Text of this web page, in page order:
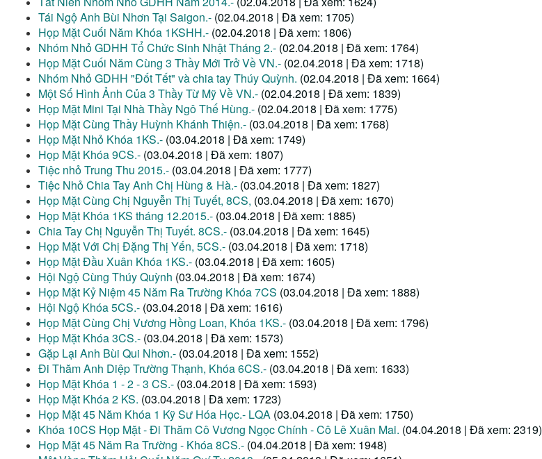
Tái Ngộ Anh Bùi Nhơn Tại Saigon.- (02.04.2018 | Đã xem: 1705)
Họp Mặt Cuối Năm Khóa 1KSHH.- (02.04.2018 | Đã xem: 1806)
Nhóm Nhỏ GDHH Tổ Chức Sinh Nhật Tháng 2.- (02.04.2018 | Đã xem: 1764)
Họp Mặt Cuối Năm Cùng 3 Thầy Mới Trở Về VN.- (02.04.2018 | Đã xem: 1718)
Nhóm Nhỏ GDHH "Đốt Tết" và chia tay Thúy Quỳnh. (02.04.2018 | Đã xem: 1664)
Một Số Hình Ảnh Của 3 Thầy Từ Mỹ Về VN.- (02.04.2018 | Đã xem: 1839)
Họp Mặt Mini Tại Nhà Thầy Ngô Thế Hùng.- (02.04.2018 | Đã xem: 1775)
Họp Mặt Cùng Thầy Huỳnh Khánh Thiện.- (03.04.2018 | Đã xem: 1768)
Họp Mặt Nhỏ Khóa 1KS.- (03.04.2018 | Đã xem: 1749)
Họp Mặt Khóa 9CS.- (03.04.2018 | Đã xem: 1807)
Tiệc nhỏ Trung Thu 2015.- (03.04.2018 | Đã xem: 1777)
Tiệc Nhỏ Chia Tay Anh Chị Hùng & Hà.- (03.04.2018 | Đã xem: 1827)
Họp Mặt Cùng Chị Nguyễn Thị Tuyết, 8CS, (03.04.2018 | Đã xem: 1670)
Họp Mặt Khóa 1KS tháng 12.2015.- (03.04.2018 | Đã xem: 1885)
Chia Tay Chị Nguyễn Thị Tuyết. 8CS.- (03.04.2018 | Đã xem: 1645)
Họp Mặt Với Chị Đặng Thị Yến, 5CS.- (03.04.2018 | Đã xem: 1718)
Họp Mặt Đầu Xuân Khóa 1KS.- (03.04.2018 | Đã xem: 1605)
Hội Ngộ Cùng Thúy Quỳnh (03.04.2018 | Đã xem: 1674)
Họp Mặt Kỷ Niệm 45 Năm Ra Trường Khóa 7CS (03.04.2018 | Đã xem: 1888)
Hội Ngộ Khóa 5CS.- (03.04.2018 | Đã xem: 1616)
Họp Mặt Cùng Chị Vương Hồng Loan, Khóa 1KS.- (03.04.2018 | Đã xem: 1796)
Họp Mặt Khóa 3CS.- (03.04.2018 | Đã xem: 1573)
Gặp Lại Anh Bùi Qui Nhơn.- (03.04.2018 | Đã xem: 1552)
Đi Thăm Anh Diệp Trường Thạnh, Khóa 6CS.- (03.04.2018 | Đã xem: 1633)
Họp Mặt Khóa 1 - 2 - 3 CS.- (03.04.2018 | Đã xem: 1593)
Họp Mặt Khóa 2 KS. (03.04.2018 | Đã xem: 1723)
Họp Mặt 45 Năm Khóa 1 Kỹ Sư Hóa Học.- LQA (03.04.2018 | Đã xem: 1750)
Khóa 10CS Họp Mặt - Đi Thăm Cô Vương Ngọc Chính - Cô Lê Xuân Mai. (04.04.2018 | Đã xem: 2319)
Họp Mặt 45 Năm Ra Trường - Khóa 8CS.- (04.04.2018 | Đã xem: 1948)